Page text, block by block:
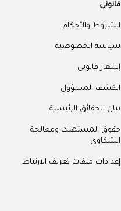
قانوني
الشروط والأحكام
سياسة الخصوصية
إشعار قانوني
الكشف المسؤول
بيان الحقائق الرئيسية
حقوق المستهلك ومعالجة
الشكاوى
إعدادات ملفات تعريف الارتباط